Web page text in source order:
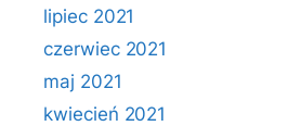
lipiec 2021
czerwiec 2021
maj 2021
kwiecień 2021